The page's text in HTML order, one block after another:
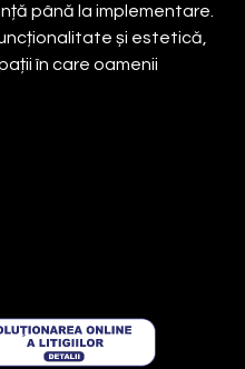
până la implementare.
și estetică,
în care oamenii